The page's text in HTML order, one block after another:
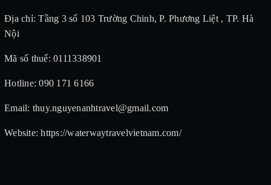
Địa chỉ: Tầng 3 số 103 Trường Chinh, P. Phương Liệt , TP. Hà
Nội
Mã số thuế: 0111338901
Hotline: 090 171 6166
Email: thuy.nguyenanhtravel@gmail.com
Website: https://waterwaytravelvietnam.com/